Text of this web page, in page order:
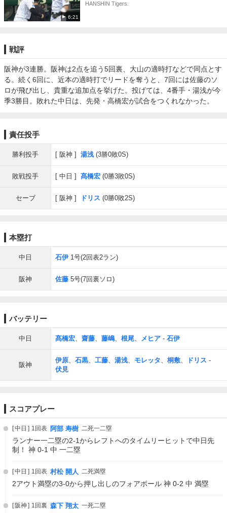
6:21
HANSHIN Tigers.
戦評
阪神が3連勝。阪神は2点を追う5回裏、大山の適時打などで同点とす
る。続く6回に、近本の適時打でリードを奪うと、7回には佐藤のソ
ロが飛び出し、貴重な追加点を挙げた。投げては、4番手・湯浅が今
季3勝目。敗れた中日は、先発・高橋宏が試合をつくれなかった。
責任投手
勝利投手 阪神 湯浅 (3勝0敗0S)
敗戦投手 中日 髙橋宏 (0勝3敗0S)
セーブ 阪神 ドリス (0勝0敗2S)
本塁打
中日 石伊 1号(2回表2ラン)
阪神 佐藤 5号(7回裏ソロ)
バッテリー
中日 髙橋宏、 齋藤、 藤嶋、 根尾、 メヒア - 石伊
阪神
伊原、 石黒、 工藤、 湯浅、 モレッタ、 桐敷、 ドリス -
伏見
スコアプレー
中日 1回表 阿部 寿樹 二死一二塁
ランナー一二塁の2-1からレフトへのタイムリーヒットで中日先
制！ 神 0-1 中 一二塁
中日 1回表 村松 開人 二死満塁
2アウト満塁の3-0から押し出しのフォアボール 神 0-2 中 満塁
阪神 1回裏 森下 翔太 一死二塁